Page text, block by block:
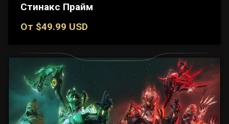
Стинакс Прайм
От $49.99 USD